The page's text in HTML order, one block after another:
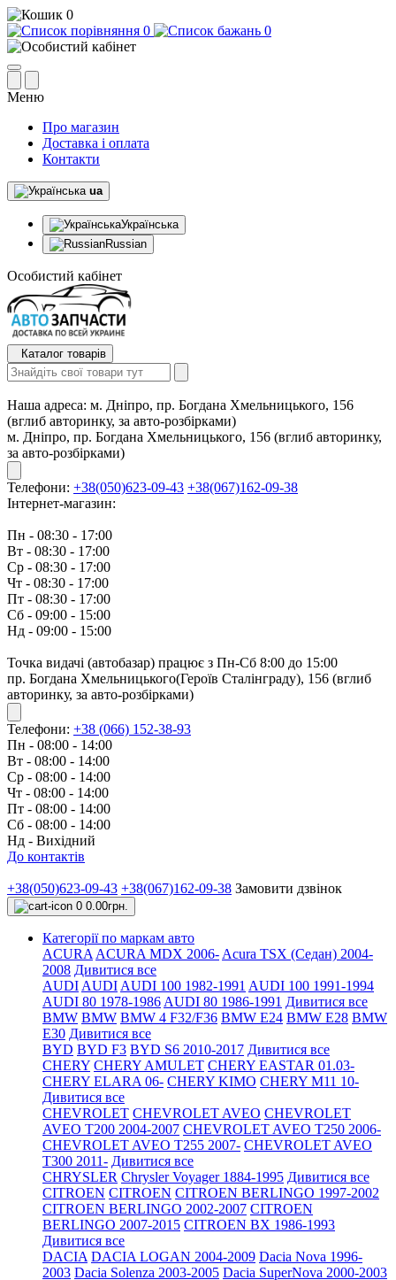
0
0
0
Меню
Про магазин
Доставка і оплата
Контакти
ua
Українська
Russian
Особистий кабінет
Каталог товарів
Наша адреса: м. Дніпро, пр. Богдана Хмельницького, 156
(вглиб авторинку, за авто-розбірками)
м. Дніпро, пр. Богдана Хмельницького, 156 (вглиб авторинку,
за авто-розбірками)
Телефони: +38(050)623-09-43 +38(067)162-09-38
Інтернет-магазин:
Пн - 08:30 - 17:00
Вт - 08:30 - 17:00
Ср - 08:30 - 17:00
Чт - 08:30 - 17:00
Пт - 08:30 - 17:00
Сб - 09:00 - 15:00
Нд - 09:00 - 15:00
Точка видачі (автобазар) працює з Пн-Сб 8:00 до 15:00
пр. Богдана Хмельницького(Героїв Сталінграду), 156 (вглиб
авторинку, за авто-розбірками)
Телефони: +38 (066) 152-38-93
Пн - 08:00 - 14:00
Вт - 08:00 - 14:00
Ср - 08:00 - 14:00
Чт - 08:00 - 14:00
Пт - 08:00 - 14:00
Сб - 08:00 - 14:00
Нд - Вихідний
До контактів
+38(050)623-09-43 +38(067)162-09-38 Замовити дзвінок
0 0.00грн.
Категорії по маркам авто
ACURA ACURA MDX 2006- Acura TSX (Седан) 2004-
2008 Дивитися все
AUDI AUDI AUDI 100 1982-1991 AUDI 100 1991-1994
AUDI 80 1978-1986 AUDI 80 1986-1991 Дивитися все
BMW BMW BMW 4 F32/F36 BMW E24 BMW E28 BMW
E30 Дивитися все
BYD BYD F3 BYD S6 2010-2017 Дивитися все
CHERY CHERY AMULET CHERY EASTAR 01.03-
CHERY ELARA 06- CHERY KIMO CHERY M11 10-
Дивитися все
CHEVROLET CHEVROLET AVEO CHEVROLET
AVEO Т200 2004-2007 CHEVROLET AVEO Т250 2006-
CHEVROLET AVEO Т255 2007- CHEVROLET AVEO
Т300 2011- Дивитися все
CHRYSLER Chrysler Voyager 1884-1995 Дивитися все
CITROEN CITROEN CITROEN BERLINGO 1997-2002
CITROEN BERLINGO 2002-2007 CITROEN
BERLINGO 2007-2015 CITROEN BX 1986-1993
Дивитися все
DACIA DACIA LOGAN 2004-2009 Dacia Nova 1996-
2003 Dacia Solenza 2003-2005 Dacia SuperNova 2000-2003